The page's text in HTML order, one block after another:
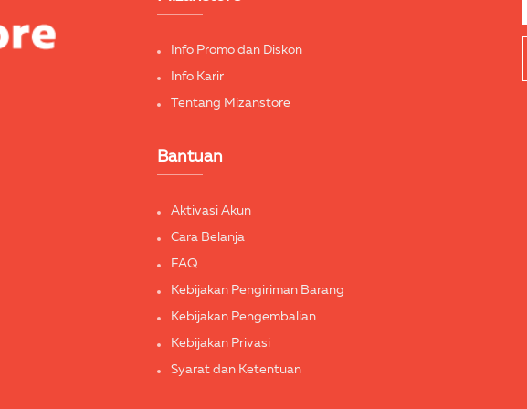
Info Promo dan Diskon
Info Karir
Tentang Mizanstore
Bantuan
Aktivasi Akun
Cara Belanja
FAQ
Kebijakan Pengiriman Barang
Kebijakan Pengembalian
Kebijakan Privasi
Syarat dan Ketentuan